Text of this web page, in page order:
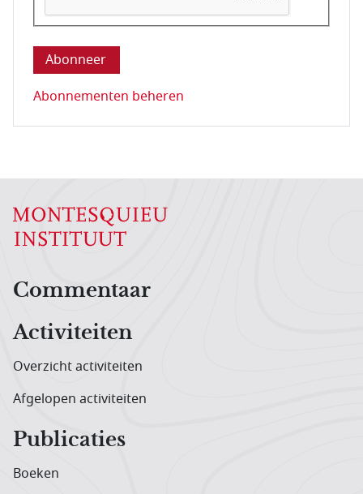
Deze vraag is om te controleren dat u een mens
Abonnementen beheren
Hoofdnavigatiemenu
Commentaar
Activiteiten
Overzicht activiteiten
Afgelopen activiteiten
Publicaties
Boeken